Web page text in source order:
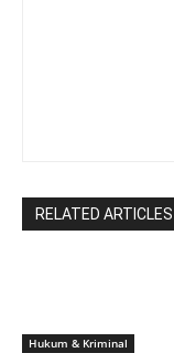
RELATED ARTICLES
Hukum & Kriminal